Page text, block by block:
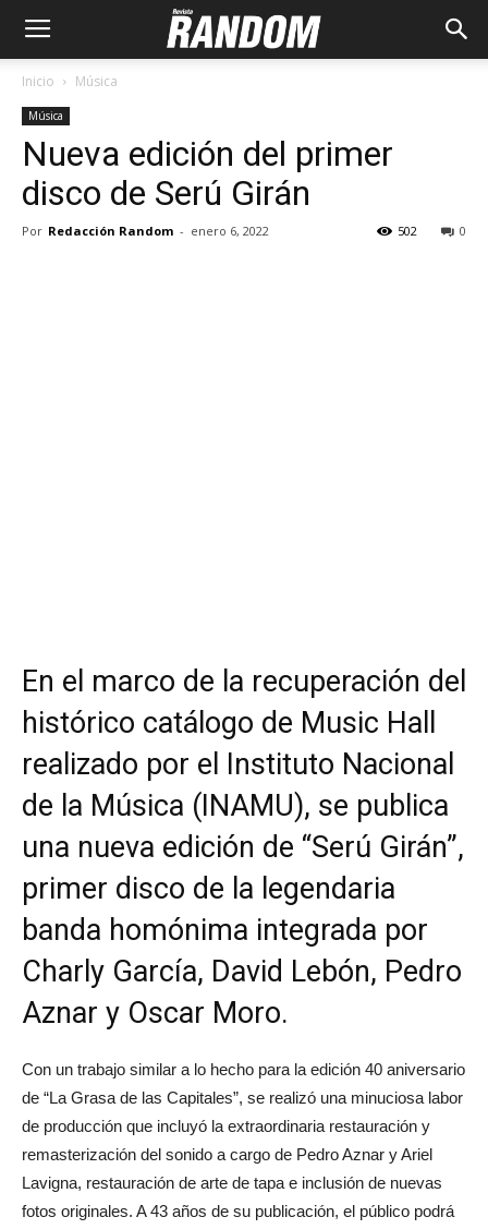
Inicio Música
Música
Nueva edición del primer
disco de Serú Girán
Por Redacción Random - enero 6, 2022 0
502
En el marco de la recuperación del
histórico catálogo de Music Hall
realizado por el Instituto Nacional
de la Música (INAMU), se publica
una nueva edición de “Serú Girán”,
primer disco de la legendaria
banda homónima integrada por
Charly García, David Lebón, Pedro
Aznar y Oscar Moro.
Con un trabajo similar a lo hecho para la edición 40 aniversario
de “La Grasa de las Capitales”, se realizó una minuciosa labor
de producción que incluyó la extraordinaria restauración y
remasterización del sonido a cargo de Pedro Aznar y Ariel
Lavigna, restauración de arte de tapa e inclusión de nuevas
fotos originales. A 43 años de su publicación, el público podrá